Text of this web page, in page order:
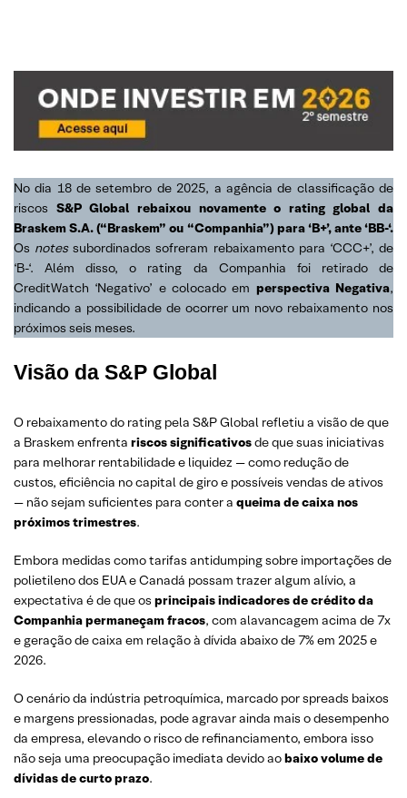
No dia 18 de setembro de 2025, a agência de classificação de
riscos S&P Global rebaixou novamente o rating global da
Braskem S.A. (“Braskem” ou “Companhia”) para ‘B+’, ante ‘BB-‘.
Os notessubordinados sofreram rebaixamento para ‘CCC+’, de
‘B-‘. Além disso, o rating da Companhia foi retirado de
CreditWatch ‘Negativo’ e colocado em perspectiva Negativa,
indicando a possibilidade de ocorrer um novo rebaixamento nos
próximos seis meses.
Visão da S&P Global
O rebaixamento do rating pela S&P Global refletiu a visão de que
a Braskem enfrenta riscos significativosde que suas iniciativas
para melhorar rentabilidade e liquidez — como redução de
custos, eficiência no capital de giro e possíveis vendas de ativos
— não sejam suficientes para conter a queima de caixa nos
próximos trimestres.
Embora medidas como tarifas antidumping sobre importações de
polietileno dos EUA e Canadá possam trazer algum alívio, a
expectativa é de que os principais indicadores de crédito da
Companhia permaneçam fracos, com alavancagem acima de 7x
e geração de caixa em relação à dívida abaixo de 7% em 2025 e
2026.
O cenário da indústria petroquímica, marcado por spreads baixos
e margens pressionadas, pode agravar ainda mais o desempenho
da empresa, elevando o risco de refinanciamento, embora isso
não seja uma preocupação imediata devido aobaixo volume de
dívidas de curto prazo.